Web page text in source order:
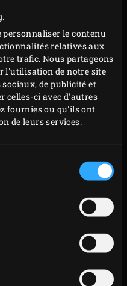
personnaliser le contenu
relatives aux
trafic. Nous partageons
l'utilisation de notre site
de publicité et
celles-ci avec d'autres
fournies ou qu'ils ont
de leurs services.
expliquons comment
Rabattez le
la température à 220 °C.
pains évidés, partie
la demi-grille en acier
supérieures sur la
couvercle du kamado
de la même manière.
la demi-grille en acier
de pain griller pendant
puis retournez-les et